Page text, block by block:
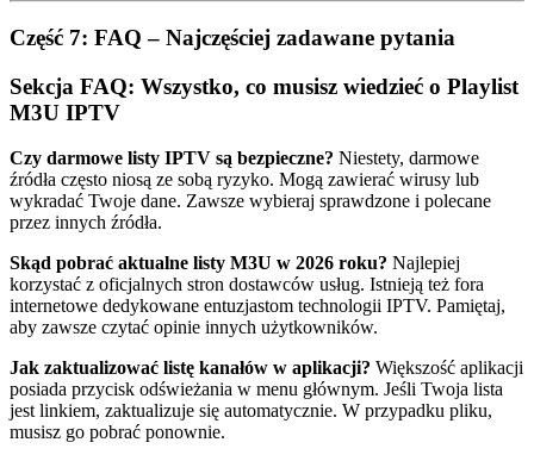
Część 7: FAQ – Najczęściej zadawane pytania
Sekcja FAQ: Wszystko, co musisz wiedzieć o Playlist
M3U IPTV
Czy darmowe listy IPTV są bezpieczne? Niestety, darmowe
źródła często niosą ze sobą ryzyko. Mogą zawierać wirusy lub
wykradać Twoje dane. Zawsze wybieraj sprawdzone i polecane
przez innych źródła.
Skąd pobrać aktualne listy M3U w 2026 roku? Najlepiej
korzystać z oficjalnych stron dostawców usług. Istnieją też fora
internetowe dedykowane entuzjastom technologii IPTV. Pamiętaj,
aby zawsze czytać opinie innych użytkowników.
Jak zaktualizować listę kanałów w aplikacji? Większość aplikacji
posiada przycisk odświeżania w menu głównym. Jeśli Twoja lista
jest linkiem, zaktualizuje się automatycznie. W przypadku pliku,
musisz go pobrać ponownie.